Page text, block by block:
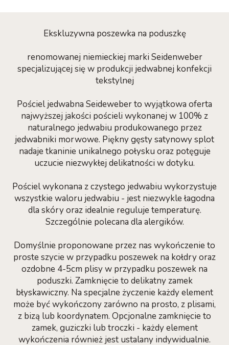
Ekskluzywna poszewka na poduszkę
renomowanej niemieckiej marki Seidenweber
specjalizującej się w produkcji jedwabnej konfekcji
tekstylnej
Pościel jedwabna Seideweber to wyjątkowa oferta
najwyższej jakości pościeli wykonanej w 100% z
naturalnego jedwabiu produkowanego przez
jedwabniki morwowe. Piękny gęsty satynowy splot
nadaje tkaninie unikalnego połysku oraz potęguje
uczucie niezwykłej delikatności w dotyku.
Pościel wykonana z czystego jedwabiu wykorzystuje
wszystkie waloru jedwabiu - jest niezwykle łagodna
dla skóry oraz idealnie reguluje temperaturę.
Szczególnie polecana dla alergików.
Domyślnie proponowane przez nas wykończenie to
proste szycie w przypadku poszewek na kołdry oraz
ozdobne 4-5cm plisy w przypadku poszewek na
poduszki. Zamknięcie to delikatny zamek
błyskawiczny. Na specjalne życzenie każdy element
może być wykończony zarówno na prosto, z plisami,
z bizą lub koordynatem. Opcjonalne zamknięcie to
zamek, guziczki lub troczki - każdy element
wykończenia również jest ustalany indywidualnie.